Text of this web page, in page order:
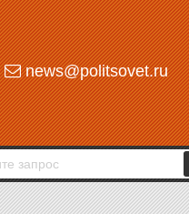
news@politsovet.ru